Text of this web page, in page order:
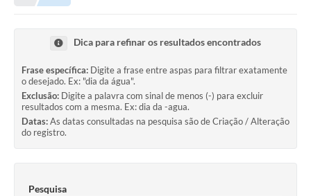
Dica para refinar os resultados encontrados
Frase específica: Digite a frase entre aspas para filtrar exatamente
o desejado. Ex: "dia da água".
Exclusão: Digite a palavra com sinal de menos (-) para excluir
resultados com a mesma. Ex: dia da -agua.
Datas:As datas consultadas na pesquisa são de Criação / Alteração
do registro.
Pesquisa